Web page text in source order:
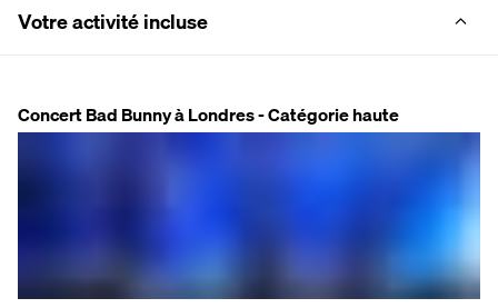
Votre activité incluse
Concert Bad Bunny à Londres - Catégorie haute